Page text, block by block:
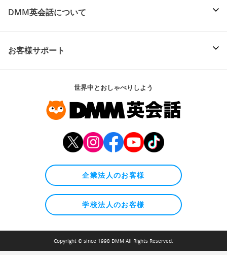
DMM英会話について
お客様サポート
世界中とおしゃべりしよう
企業法人のお客様
学校法人のお客様
Copyright © since 1998 DMM All Rights Reserved.